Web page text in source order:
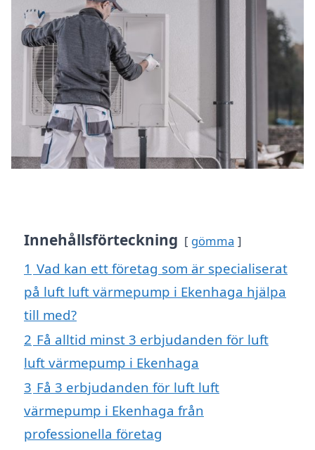
Innehållsförteckning gömma
1 Vad kan ett företag som är specialiserat
på luft luft värmepump i Ekenhaga hjälpa
till med?
2 Få alltid minst 3 erbjudanden för luft
luft värmepump i Ekenhaga
3 Få 3 erbjudanden för luft luft
värmepump i Ekenhaga från
professionella företag